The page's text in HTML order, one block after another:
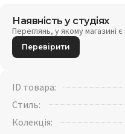
Наявність у студіях
Переглянь, у якому магазині
Перевірити
ID товара:
Стиль:
Колекція: